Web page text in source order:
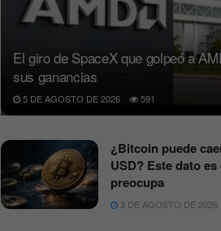
El giro de SpaceX que golpeó a
sus ganancias
5 DE AGOSTO DE 2026 591
¿Bitcoin puede
USD? Este dato es
preocupa
3 DE AGOSTO DE 2026